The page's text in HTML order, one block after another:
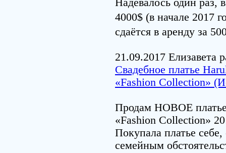
Надевалось один раз,
4000$ (в начале 2017
сдаётся в аренду за
21.09.2017 Елизавета
Свадебное платье
«Fashion Collection»
Продам НОВОЕ платье
«Fashion Collection»
Покупала платье себе,
семейным